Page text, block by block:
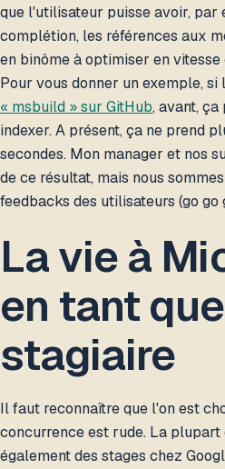
que l'utilisateur puisse avoir, par
complétion, les références aux
en binôme à optimiser en
Pour vous donner un exemple, si
« msbuild » sur GitHub, avant,
indexer. A présent, ça ne prend
secondes. Mon manager et nos
de ce résultat, mais nous
feedbacks des utilisateurs (go go
La vie à
en tant que
stagiaire
Il faut reconnaître que l'on est
concurrence est rude. La
également des stages chez